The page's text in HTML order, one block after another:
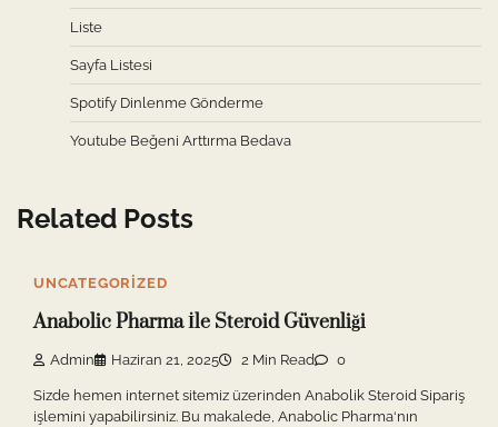
Liste
Sayfa Listesi
Spotify Dinlenme Gönderme
Youtube Beğeni Arttırma Bedava
Related Posts
UNCATEGORIZED
Anabolic Pharma İle Steroid Güvenliği
Admin Haziran 21, 2025 2 Min Read 0
Sizde hemen internet sitemiz üzerinden Anabolik Steroid Sipariş
işlemini yapabilirsiniz. Bu makalede, Anabolic Pharma‘nın